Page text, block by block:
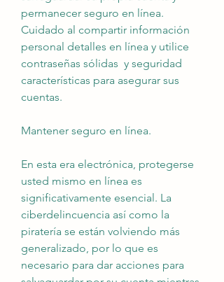
permanecer seguro en línea.
Cuidado al compartir información
personal detalles en línea y utilice
contraseñas sólidas  y seguridad
características para asegurar sus
cuentas.
Mantener seguro en línea.
En esta era electrónica, protegerse
usted mismo en línea es
significativamente esencial. La
ciberdelincuencia así como la
piratería se están volviendo más
generalizado, por lo que es
necesario para dar acciones para